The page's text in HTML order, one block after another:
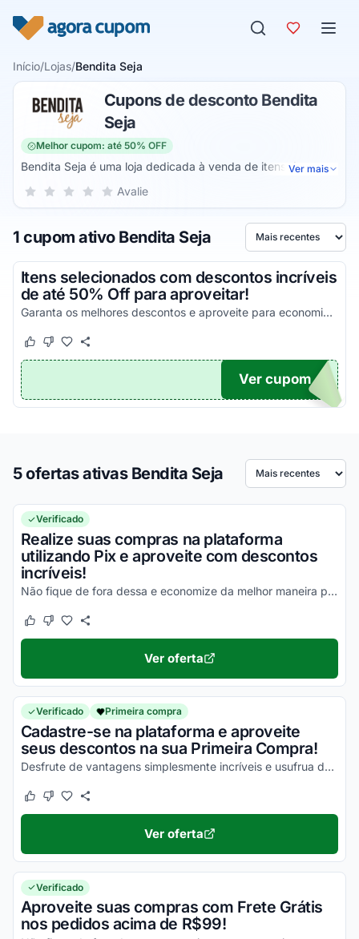
Início/Lojas/Bendita Seja
Cupons de desconto Bendita
Seja
Melhor cupom: até 50% OFF
Bendita Seja é uma loja dedicada à venda de itens de
decoração, papelaria, bijuterias, semijoias e acessórios. O
blocos de notas, canetas, bolsas, mochilas, nécessaires e
Ver mais
Sua nota para Bendita Seja, de 1 a 5 estrelas
5 estrelas
4 estrelas
3 estrelas
2 estrelas
1 estrela Avalie
1 cupom ativo Bendita Seja Ordenar por
Itens selecionados com descontos incríveis
de até 50% Off para aproveitar!
Garanta os melhores descontos e aproveite para economizar da melhor maneira possível!
Este cupom funcionou
Este cupom não funcionou
DIGO
Ver cupom
5 ofertas ativas Bendita Seja Ordenar por
Verificado
Realize suas compras na plataforma
utilizando Pix e aproveite com descontos
incríveis!
Não fique de fora dessa e economize da melhor maneira possível!
Este cupom funcionou
Este cupom não funcionou
Ver oferta
Verificado Primeira compra
Cadastre-se na plataforma e aproveite
seus descontos na sua Primeira Compra!
Desfrute de vantagens simplesmente incríveis e usufrua dos melhores descontos possíveis!
Este cupom funcionou
Este cupom não funcionou
Ver oferta
Verificado
Aproveite suas compras com Frete Grátis
nos pedidos acima de R$99!